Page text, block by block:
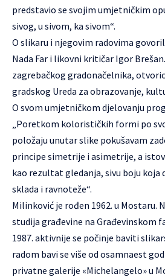
predstavio se svojim umjetničkim
sivog, u sivom, ka sivom“.
O slikaru i njegovim radovima
Nada Far i likovni kritičar Igor
zagrebačkog gradonačelnika,
gradskog Ureda za obrazovanje,
O svom umjetničkom djelovanju
„Poretkom kolorističkih formi po
položaju unutar slike pokušavam
principe simetrije i asimetrije, a
kao rezultat gledanja, sivu boju koja
sklada i ravnoteže“.
Milinković je rođen 1962. u Mostaru.
studija građevine na Građevinskom
1987. aktivnije se počinje baviti
radom bavi se više od osamnaest
privatne galerije «Michelangelo» u